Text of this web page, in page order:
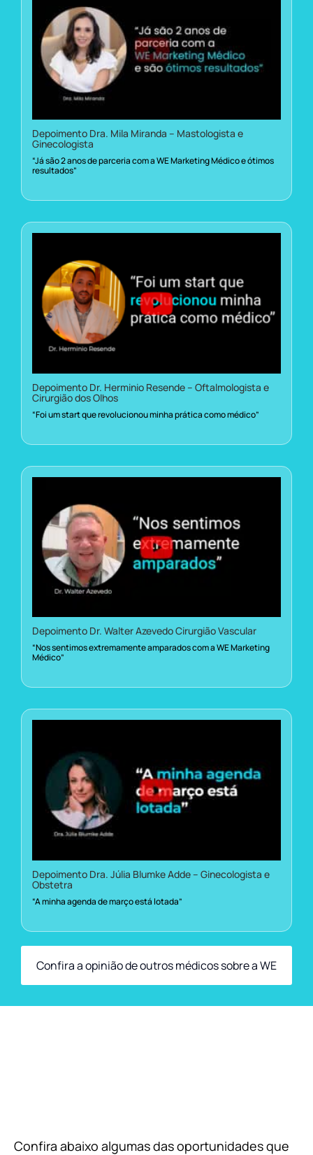
Depoimento Dra. Mila Miranda – Mastologista e
Ginecologista
“Já são 2 anos de parceria com a WE Marketing Médico e ótimos
resultados”
Depoimento Dr. Herminio Resende – Oftalmologista e
Cirurgião dos Olhos
“Foi um start que revolucionou minha prática como médico”
Depoimento Dr. Walter Azevedo Cirurgião Vascular
“Nos sentimos extremamente amparados com a WE Marketing
Médico”
Depoimento Dra. Júlia Blumke Adde – Ginecologista e
Obstetra
“A minha agenda de março está lotada”
Confira a opinião de outros médicos sobre a WE
Confira abaixo algumas das oportunidades que